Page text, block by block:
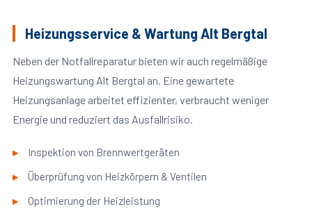
Heizungsservice & Wartung Alt Bergtal
Neben der Notfallreparatur bieten wir auch regelmäßige
Heizungswartung Alt Bergtal an. Eine gewartete
Heizungsanlage arbeitet effizienter, verbraucht weniger
Energie und reduziert das Ausfallrisiko.
Inspektion von Brennwertgeräten
Überprüfung von Heizkörpern & Ventilen
Optimierung der Heizleistung